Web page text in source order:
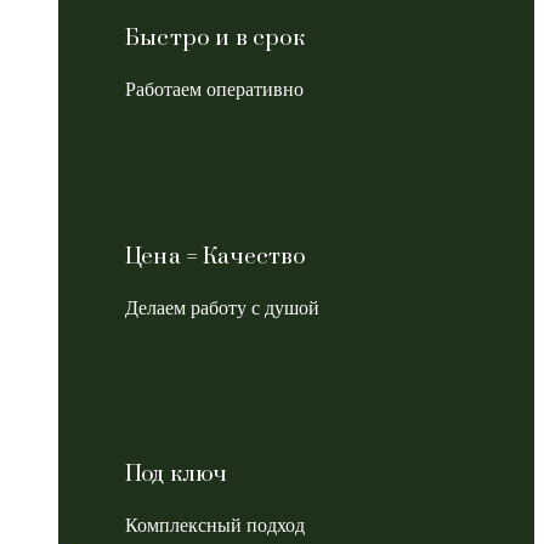
Быстро и в срок
Работаем оперативно
Цена = Качество
Делаем работу с душой
Под ключ
Комплексный подход